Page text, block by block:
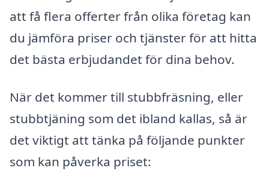
att få flera offerter från olika företag kan
du jämföra priser och tjänster för att hitta
det bästa erbjudandet för dina behov.
När det kommer till stubbfräsning, eller
stubbtjäning som det ibland kallas, så är
det viktigt att tänka på följande punkter
som kan påverka priset: